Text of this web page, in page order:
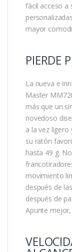
fácil acceso a
mayor
PIERDE
La nueva e
Master
más que un
novedoso
a la vez
su ratón
hasta 49 g.
movimiento
después de
después de
Apunte